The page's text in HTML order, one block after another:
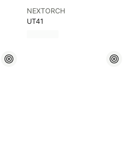
NEXTORCH
UT41